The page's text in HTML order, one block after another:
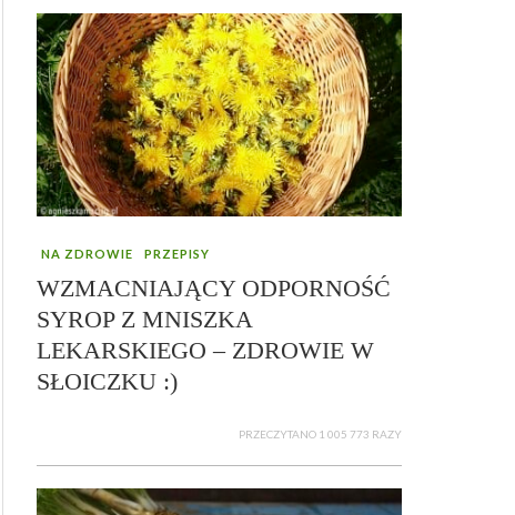
NA ZDROWIE PRZEPISY
WZMACNIAJĄCY ODPORNOŚĆ
SYROP Z MNISZKA
LEKARSKIEGO – ZDROWIE W
SŁOICZKU :)
PRZECZYTANO 1 005 773 RAZY